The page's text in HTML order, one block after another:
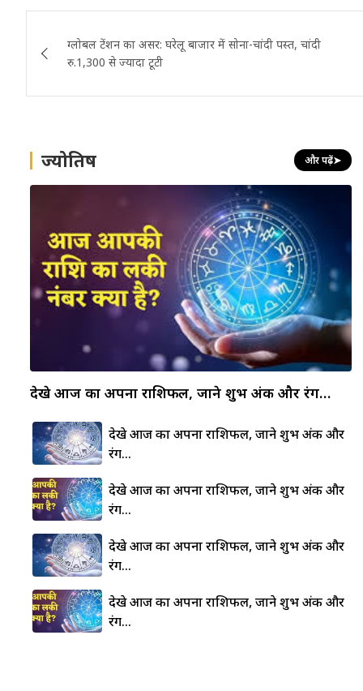
navigation
ग्लोबल टेंशन का असर: घरेलू बाजार में सोना-चांदी पस्त, चांदी
रु.1,300 से ज्यादा टूटी
ज्योतिष और पढ़ें➤
देखे आज का अपना राशिफल, जाने शुभ अंक और रंग…
देखे आज का अपना राशिफल, जाने शुभ अंक और
रंग…
देखे आज का अपना राशिफल, जाने शुभ अंक और
रंग…
देखे आज का अपना राशिफल, जाने शुभ अंक और
रंग…
देखे आज का अपना राशिफल, जाने शुभ अंक और
रंग…